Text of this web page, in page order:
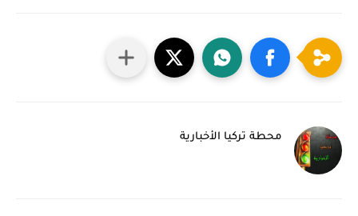
محطة تركيا الأخبارية